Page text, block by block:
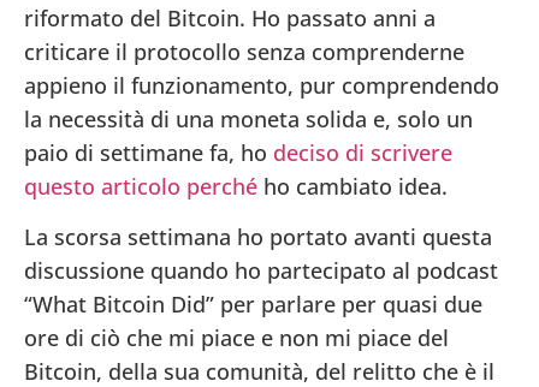
riformato del Bitcoin. Ho passato anni a
criticare il protocollo senza comprenderne
appieno il funzionamento, pur comprendendo
la necessità di una moneta solida e, solo un
paio di settimane fa, ho deciso di scrivere
questo articolo perché ho cambiato idea.
La scorsa settimana ho portato avanti questa
discussione quando ho partecipato al podcast
“What Bitcoin Did” per parlare per quasi due
ore di ciò che mi piace e non mi piace del
Bitcoin, della sua comunità, del relitto che è il